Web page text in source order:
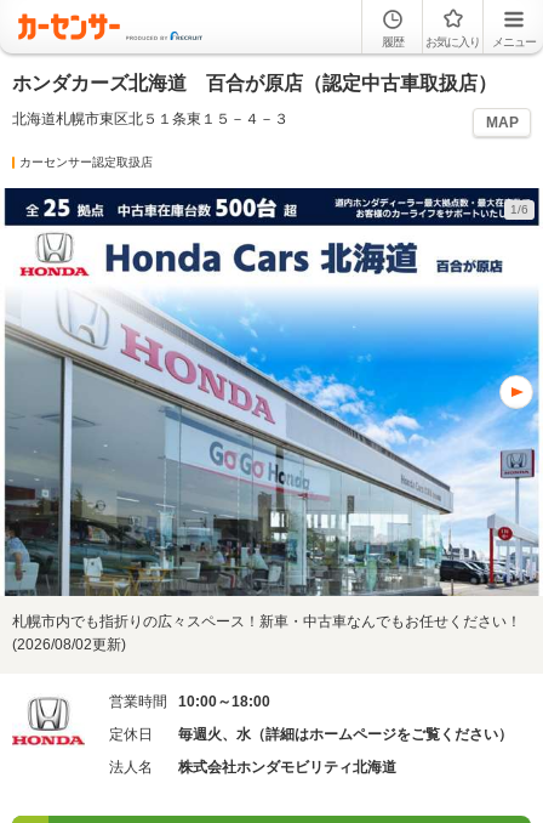
履歴 お気に入り メニュー
ホンダカーズ北海道 百合が原店（認定中古車取扱店）
北海道札幌市東区北５１条東１５－４－３ MAP
カーセンサー認定取扱店
1/6
札幌市内でも指折りの広々スペース！新車・中古車なんでもお任せください！
(2026/08/02更新)
営業時間
10:00～18:00
定休日
毎週火、水（詳細はホームページをご覧ください）
法人名
株式会社ホンダモビリティ北海道